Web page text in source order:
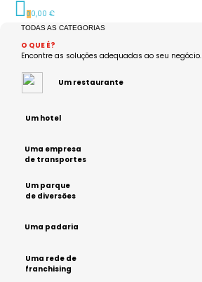
00,00 €
TODAS AS CATEGORIAS
O QUE É?
Encontre as soluções adequadas ao seu negócio.
Um restaurante
Um hotel
Uma empresa
de transportes
Um parque
de diversões
Uma padaria
Uma rede de
franchising